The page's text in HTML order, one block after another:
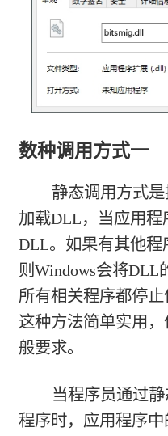
数种调用方式一
静态调用方式
加载DLL，当应用
DLL。如果有其他程
则Windows会将DLL
所有相关程序都停止
这种方法简单实用
般要求。
当程序员通过
程序时，应用程序